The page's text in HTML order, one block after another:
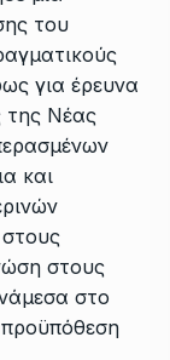
του
για έρευνα
της Νέας
και
στους
στο